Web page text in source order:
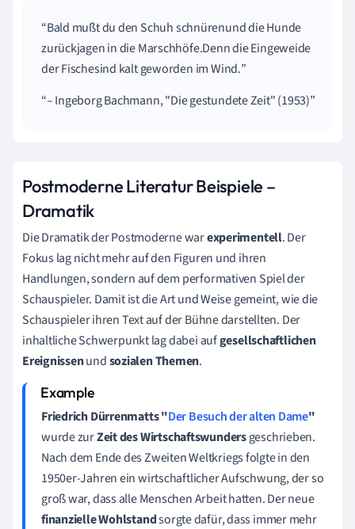
Bald mußt du den Schuh schnürenund die Hunde
zurückjagen in die Marschhöfe.Denn die Eingeweide
der Fischesind kalt geworden im Wind.
– Ingeborg Bachmann, "Die gestundete Zeit" (1953)
Postmoderne Literatur Beispiele –
Dramatik
Die Dramatik der Postmoderne warexperimentell. Der
Fokus lag nicht mehr auf den Figuren und ihren
Handlungen, sondern auf dem performativen Spiel der
Schauspieler. Damit ist die Art und Weise gemeint, wie die
Schauspieler ihren Text auf der Bühne darstellten. Der
inhaltliche Schwerpunkt lag dabei aufgesellschaftlichen
Ereignissenundsozialen Themen.
Friedrich Dürrenmatts "Der Besuch der alten Dame"
wurde zurZeit des Wirtschaftswundersgeschrieben.
Nach dem Ende des Zweiten Weltkriegs folgte in den
1950er-Jahren ein wirtschaftlicher Aufschwung, der so
groß war, dass alle Menschen Arbeit hatten. Der neue
finanzielle Wohlstandsorgte dafür, dass immer mehr